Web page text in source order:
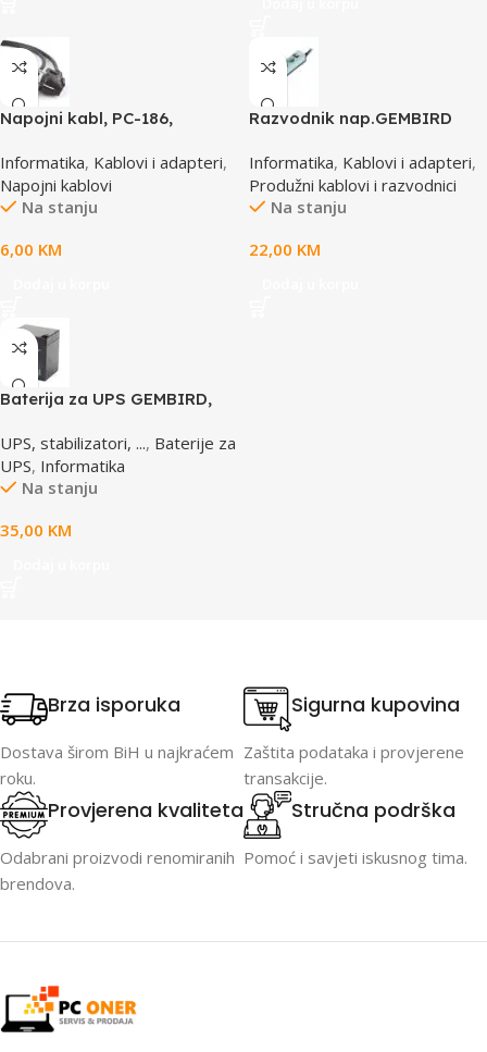
Napojni kabl, PC-186,
Informatika, Kablovi i adapteri,
Napojni kablovi
Na stanju
6,00 KM
Razvodnik nap.GEMBIRD
prekidač, 1,8M, osigurač,
prenaponska zaštita
Informatika, Kablovi i adapteri,
Produžni kablovi i razvodnici
Na stanju
22,00 KM
Baterija za UPS GEMBIRD,
UPS, stabilizatori, ..., Baterije za
UPS, Informatika
Na stanju
35,00 KM
Brza isporuka
Dostava širom BiH u najkraćem
roku.
Sigurna kupovina
Zaštita podataka i provjerene
transakcije.
Provjerena kvaliteta
Odabrani proizvodi renomiranih
brendova.
Stručna podrška
Pomoć i savjeti iskusnog tima.